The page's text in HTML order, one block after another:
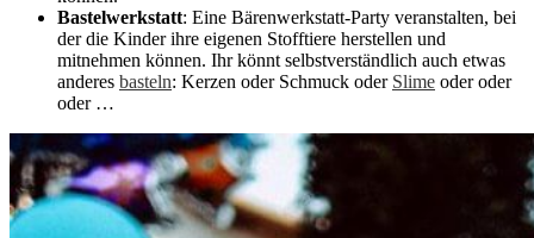
Bastelwerkstatt: Eine Bärenwerkstatt-Party veranstalten, bei
der die Kinder ihre eigenen Stofftiere herstellen und
mitnehmen können. Ihr könnt selbstverständlich auch etwas
anderes basteln: Kerzen oder Schmuck oder Slime oder oder
oder …